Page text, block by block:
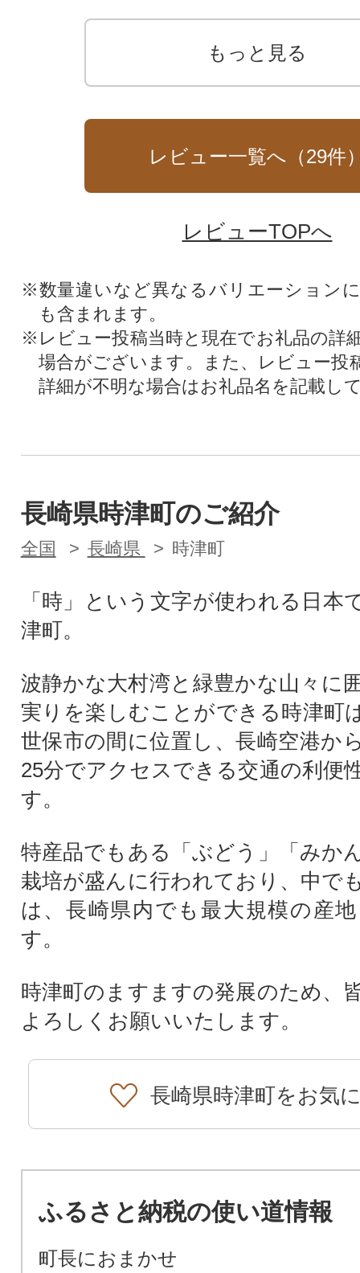
もっと見る
レビュー一覧へ（29件
レビューTOPへ
※数量違いなど異なるバリエーション
も含まれます。
※レビュー投稿当時と現在でお礼品の詳
場合がございます。また、レビュー投
詳細が不明な場合はお礼品名を記載し
長崎県時津町のご紹介
全国 長崎県 時津町
「時」という文字が使われる日本
津町。
波静かな大村湾と緑豊かな山々に
実りを楽しむことができる時津町
世保市の間に位置し、長崎空港か
25分でアクセスできる交通の利便
す。
特産品でもある「ぶどう」「みか
栽培が盛んに行われており、中で
は、長崎県内でも最大規模の産
す。
時津町のますますの発展のため、
よろしくお願いいたします。
長崎県時津町をお気
ふるさと納税の使い道情報
町長におまかせ